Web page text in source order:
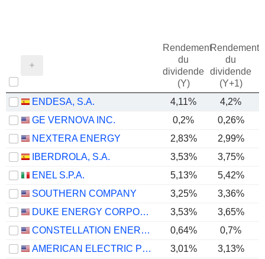
Rendement
du
dividende
(Y)
Rendement
du
dividende
(Y+1)
ENDESA, S.A. 4,11% 4,2%
GE VERNOVA INC.
0,2% 0,26%
NEXTERA ENERGY
2,83% 2,99%
IBERDROLA, S.A.
3,53% 3,75%
ENEL S.P.A.
5,13% 5,42%
SOUTHERN COMPANY
3,25% 3,36%
DUKE ENERGY CORPORATION
3,53% 3,65%
CONSTELLATION ENERGY CORPORATION
0,64% 0,7%
AMERICAN ELECTRIC POWER COMPANY, INC.
3,01% 3,13%